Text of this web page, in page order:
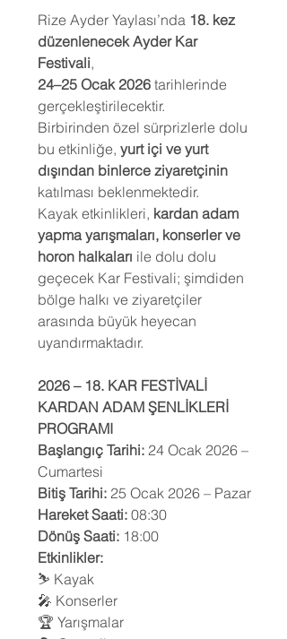
Rize Ayder Yaylası’nda 18. kez
düzenlenecek Ayder Kar
Festivali,
24–25 Ocak 2026 tarihlerinde
gerçekleştirilecektir.
Birbirinden özel sürprizlerle dolu
bu etkinliğe, yurt içi ve yurt
dışından binlerce ziyaretçinin
katılması beklenmektedir.
Kayak etkinlikleri, kardan adam
yapma yarışmaları, konserler ve
horon halkaları ile dolu dolu
geçecek Kar Festivali; şimdiden
bölge halkı ve ziyaretçiler
arasında büyük heyecan
uyandırmaktadır.
2026 – 18. KAR FESTİVALİ
KARDAN ADAM ŞENLİKLERİ
PROGRAMI
Başlangıç Tarihi: 24 Ocak 2026 –
Cumartesi
Bitiş Tarihi: 25 Ocak 2026 – Pazar
Hareket Saati: 08:30
Dönüş Saati: 18:00
Etkinlikler:
⛷️ Kayak
🎤 Konserler
🏆 Yarışmalar